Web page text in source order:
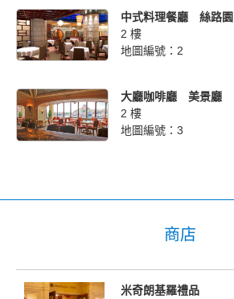
東京迪士尼度假區玩具總動員飯店
東京迪士尼樂祥飯店
中式料理餐廳 絲路園
2 樓
地圖編號：2
大廳咖啡廳 美景廳
2 樓
地圖編號：3
商店
米奇朗基羅禮品